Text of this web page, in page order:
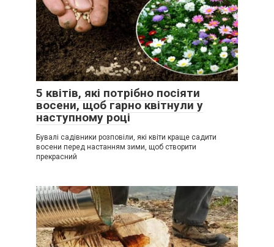
5 квітів, які потрібно посіяти
восени, щоб гарно квітнули у
наступному році
Бувалі садівники розповіли, які квіти краще садити
восени перед настанням зими, щоб створити
прекрасний